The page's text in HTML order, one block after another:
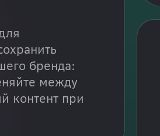
бренда:
между
контент при